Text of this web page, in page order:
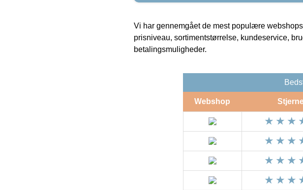
Vi har gennemgået de mest populære
prisniveau, sortimentstørrelse, kundeservice,
betalingsmuligheder.
Webshop